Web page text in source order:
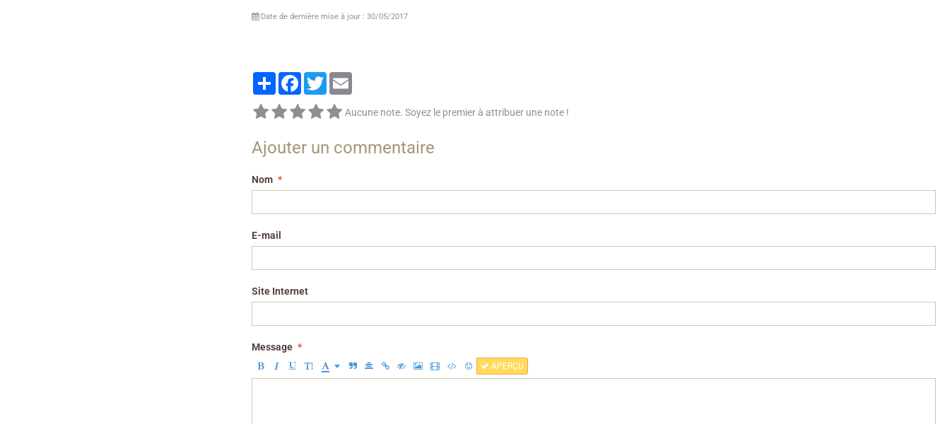
Date de dernière mise à jour : 30/05/2017
PartagerFacebook
Twitter
Aucune note. Soyez le premier à attribuer une note !
Ajouter un commentaire
Nom
E-mail
Site Internet
Message
APERÇU